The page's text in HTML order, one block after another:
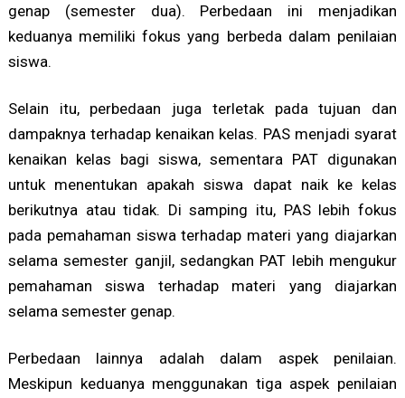
genap (semester dua). Perbedaan ini menjadikan
keduanya memiliki fokus yang berbeda dalam penilaian
siswa.
Selain itu, perbedaan juga terletak pada tujuan dan
dampaknya terhadap kenaikan kelas. PAS menjadi syarat
kenaikan kelas bagi siswa, sementara PAT digunakan
untuk menentukan apakah siswa dapat naik ke kelas
berikutnya atau tidak. Di samping itu, PAS lebih fokus
pada pemahaman siswa terhadap materi yang diajarkan
selama semester ganjil, sedangkan PAT lebih mengukur
pemahaman siswa terhadap materi yang diajarkan
selama semester genap.
Perbedaan lainnya adalah dalam aspek penilaian.
Meskipun keduanya menggunakan tiga aspek penilaian